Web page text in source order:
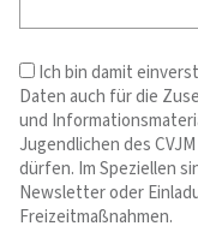
Ich bin damit
Daten auch für die
und
Jugendlichen des
dürfen. Im Speziellen
Newsletter oder
Freizeitmaßnahmen.